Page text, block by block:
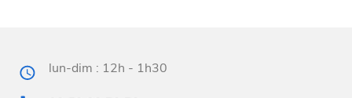
lun-dim : 12h - 1h30